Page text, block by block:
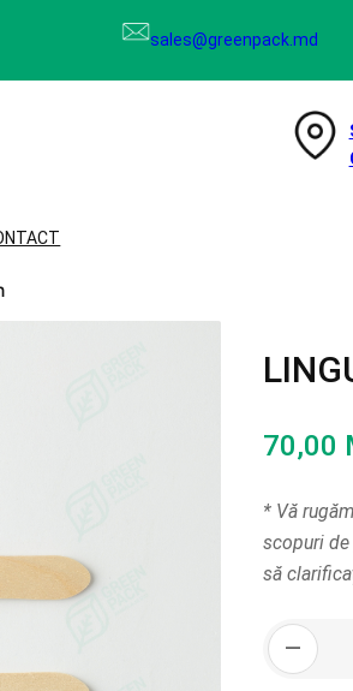
sales@greenpack.md
70,00
* Vă
scopuri
să
–
Cantitate
Lingură
de